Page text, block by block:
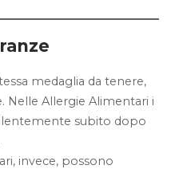
medaglia da tenere,
Nelle Allergie Alimentari i
subito dopo
invece, possono